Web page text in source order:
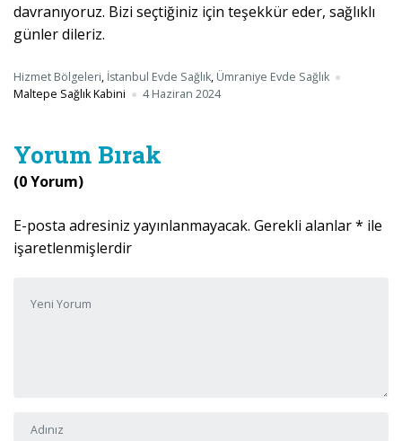
davranıyoruz. Bizi seçtiğiniz için teşekkür eder, sağlıklı
günler dileriz.
Hizmet Bölgeleri, İstanbul Evde Sağlık, Ümraniye Evde Sağlık
Maltepe Sağlık Kabini
4 Haziran 2024
Yorum Bırak
(0 Yorum)
E-posta adresiniz yayınlanmayacak. Gerekli alanlar* ile
işaretlenmişlerdir
Adı ve Soyadı